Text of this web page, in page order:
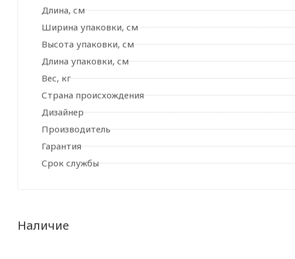
Длина, см
Ширина упаковки, см
Высота упаковки, см
Длина упаковки, см
Вес, кг
Страна происхождения
Дизайнер
Производитель
Гарантия
Срок службы
Наличие